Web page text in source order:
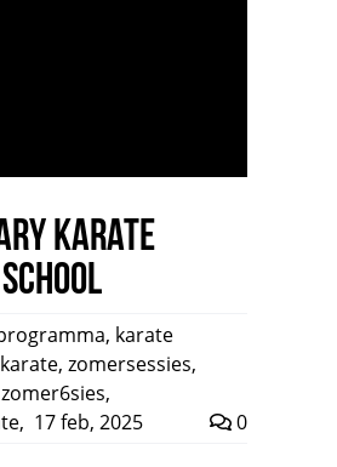
Karate
, karate
karate, zomersessies,
zomer6sies,
, 17 feb, 2025 0